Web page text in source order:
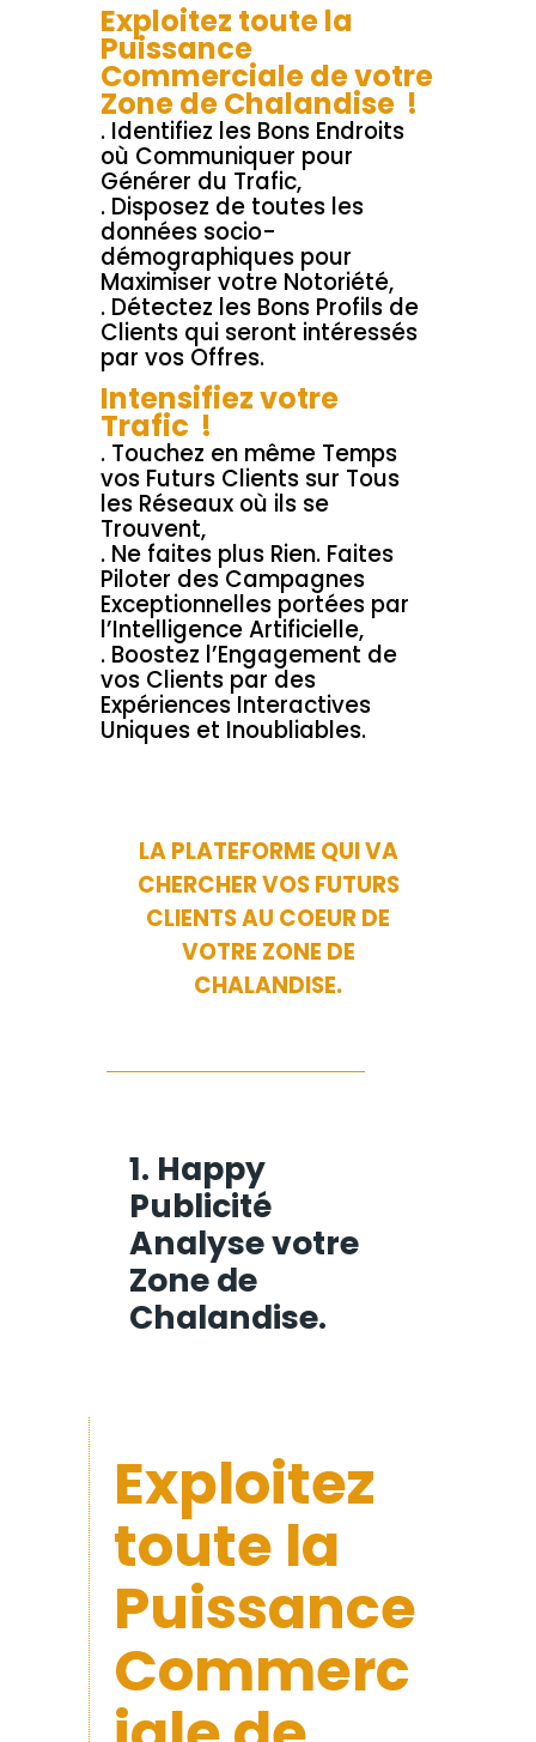
Exploitez toute la
Puissance
Commerciale de votre
Zone de Chalandise !
. Identifiez les Bons Endroits
où Communiquer pour
Générer du Trafic,
. Disposez de toutes les
données socio-
démographiques pour
Maximiser votre Notoriété,
. Détectez les Bons Profils de
Clients qui seront intéressés
par vos Offres.
Intensifiez votre
Trafic !
. Touchez en même Temps
vos Futurs Clients sur Tous
les Réseaux où ils se
Trouvent,
. Ne faites plus Rien. Faites
Piloter des Campagnes
Exceptionnelles portées par
l’Intelligence Artificielle,
. Boostez l’Engagement de
vos Clients par des
Expériences Interactives
Uniques et Inoubliables.
LA PLATEFORME QUI VA
CHERCHER VOS FUTURS
CLIENTS AU COEUR DE
VOTRE ZONE DE
CHALANDISE.
1. Happy
Publicité
Analyse votre
Zone de
Chalandise.
Exploitez
toute la
Puissance
Commerc